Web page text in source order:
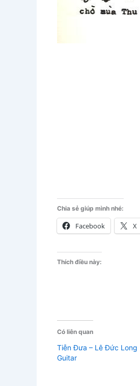
Chia sẻ giúp mình nhé:
Facebook X
Thích điều này:
Có liên quan
Tiễn Đưa – Lê Đức Long
Guitar